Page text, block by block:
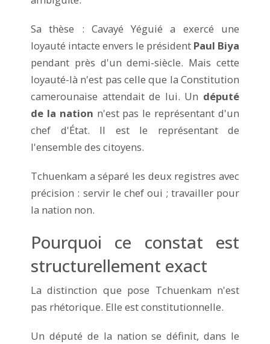
Sa thèse : Cavayé Yéguié a exercé une
loyauté intacte envers le président Paul Biya
pendant près d'un demi-siècle. Mais cette
loyauté-là n'est pas celle que la Constitution
camerounaise attendait de lui. Un député
de la nation n'est pas le représentant d'un
chef d'État. Il est le représentant de
l'ensemble des citoyens.
Tchuenkam a séparé les deux registres avec
précision : servir le chef oui ; travailler pour
la nation non.
Pourquoi ce constat est
structurellement exact
La distinction que pose Tchuenkam n'est
pas rhétorique. Elle est constitutionnelle.
Un député de la nation se définit, dans le